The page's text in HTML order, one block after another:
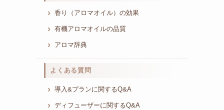
香り（アロマオイル）の効果
有機アロマオイルの品質
アロマ辞典
よくある質問
導入&プランに関するQ&A
ディフューザーに関するQ&A